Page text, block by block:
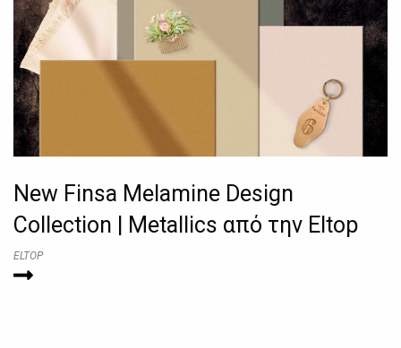
New Finsa Melamine Design
Collection | Metallics από την Eltop
ELTOP